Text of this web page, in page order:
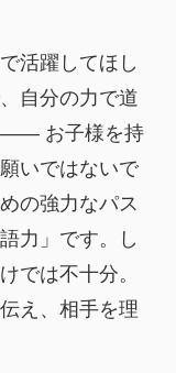
活躍してほし
自分の力で道
―― お子様を持
いではないで
の強力なパス
力」です。し
では不十分。
え、相手を理